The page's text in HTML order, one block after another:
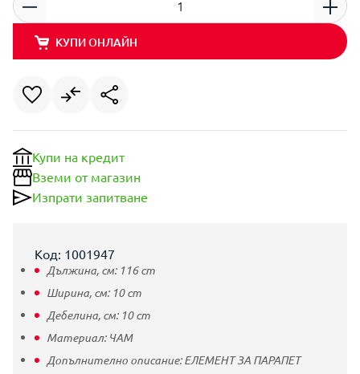
КУПИ ОНЛАЙН
Купи на кредит
Вземи от магазин
Изпрати запитване
Код: 1001947
Дължина, см: 116cm
Ширина, см: 10cm
Дебелина, см: 10cm
Материал: ЧАМ
Допълнително описание:ЕЛЕМЕНТ ЗА ПАРАПЕТ